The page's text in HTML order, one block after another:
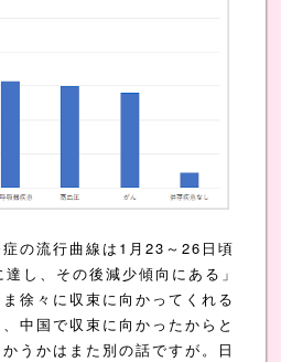
の流行曲線は1月23～26日頃
し、その後減少傾向にある」
徐々に収束に向かってくれる
中国で収束に向かったからと
うかはまた別の話ですが。日